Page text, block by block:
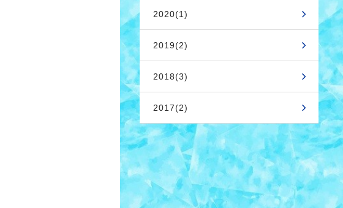
2020(1)
2019(2)
2018(3)
2017(2)